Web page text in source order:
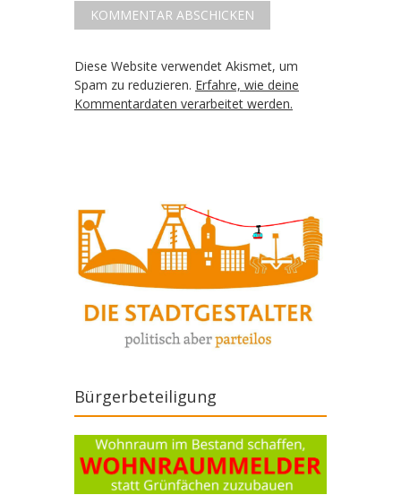
Diese Website verwendet Akismet, um
Spam zu reduzieren. Erfahre, wie deine
Kommentardaten verarbeitet werden.
Bürgerbeteiligung